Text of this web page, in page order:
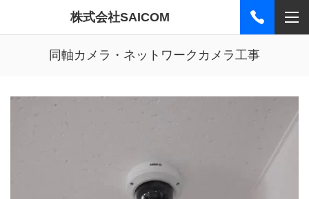
株式会社SAICOM
同軸カメラ・ネットワークカメラ工事